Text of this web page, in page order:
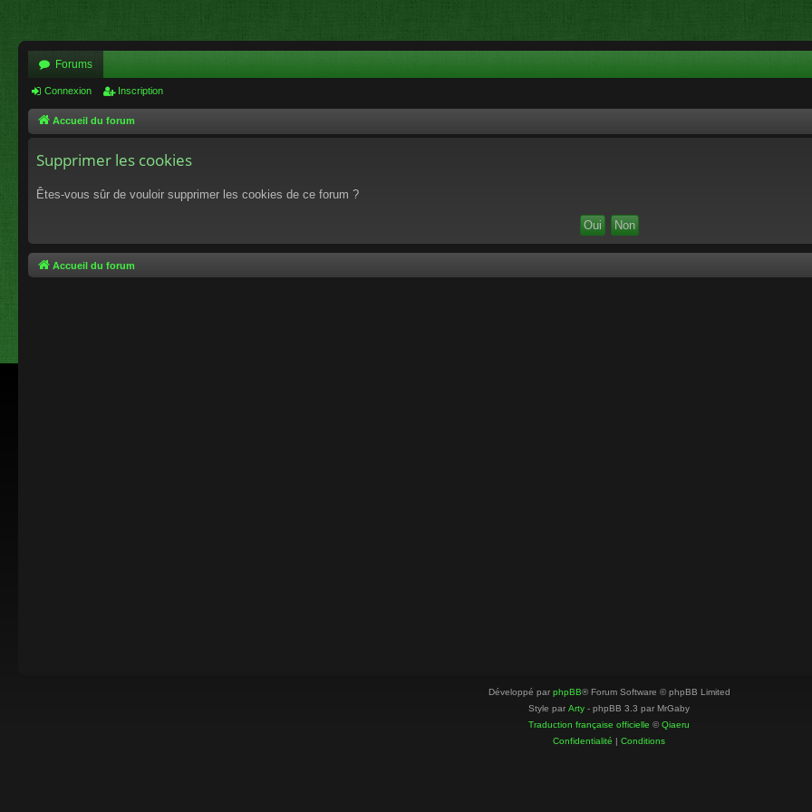
Forums
Connexion Inscription
Accueil du forum
Supprimer les cookies
Êtes-vous sûr de vouloir supprimer les cookies de ce forum ?
Accueil du forum
Développé par phpBB® Forum Software © phpBB Limited
Style par Arty - phpBB 3.3 par MrGaby
Traduction française officielle ©Qiaeru
Confidentialité | Conditions